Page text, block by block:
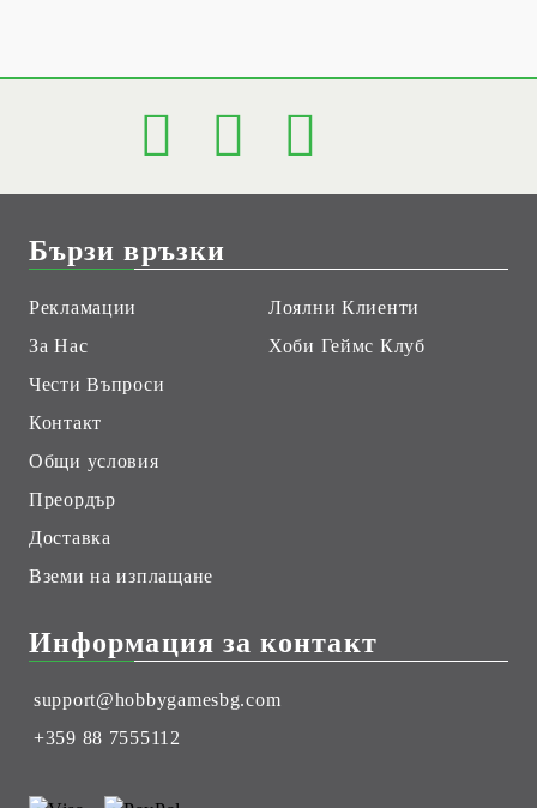
Бързи връзки
Рекламации
За Нас
Чести Въпроси
Контакт
Общи условия
Преордър
Доставка
Вземи на изплащане
Лоялни Клиенти
Хоби Геймс Клуб
Информация за контакт
support@hobbygamesbg.com
+359 88 7555112